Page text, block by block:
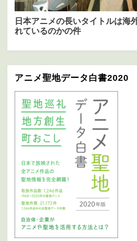
アニメ聖地データ白書2020